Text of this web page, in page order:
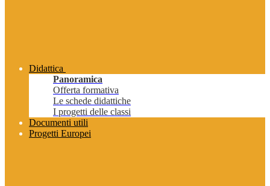
Didattica
Panoramica
Offerta formativa
Le schede didattiche
I progetti delle classi
Documenti utili
Progetti Europei